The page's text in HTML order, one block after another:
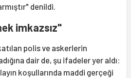
denildi.
imkazsız"
polis ve askerlerin
dair de, şu ifadeler yer aldı:
koşullarında maddi gerçeği